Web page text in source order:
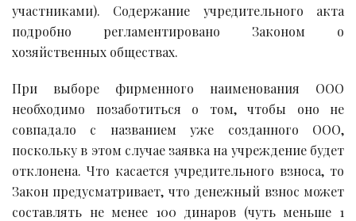
участниками). Содержание учредительного акта
подробно регламентировано Законом о
хозяйственных обществах.
При выборе фирменного наименования ООО
необходимо позаботиться о том, чтобы оно не
совпадало с названием уже созданного ООО,
поскольку в этом случае заявка на учреждение будет
отклонена. Что касается учредительного взноса, то
Закон предусматривает, что денежный взнос может
составлять не менее 100 динаров (чуть меньше 1